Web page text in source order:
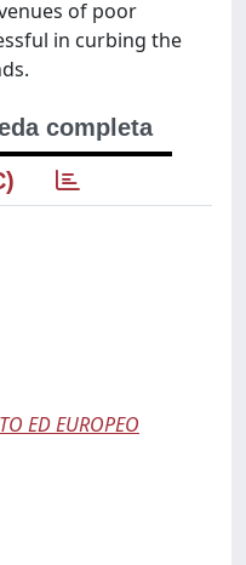
of poor
in curbing the
completa
ED EUROPEO